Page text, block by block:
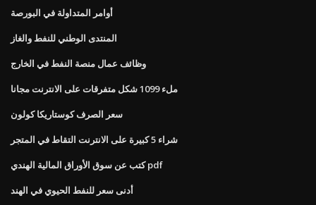
أوامر المتداولة في البورصة
المنتدى الوطني للنفط والغاز
وظائف عمال منصة النفط في الخارج
ملء 1099 شكل متفرقات على الانترنت مجانا
سعر الصرف كوستاريكا كولون
شراء 5 كبيرة على الانترنت التقاط في المتجر
كتب عن سوق الأوراق المالية الهندي pdf
أدنى سعر للنفط الحيوي في الهند